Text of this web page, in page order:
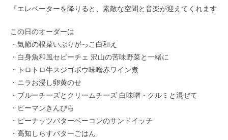
『エレベーターを降りると、素敵な空間と音楽が迎えてくれます
この日のオーダーは
・気節の根菜いぶりがっこ白和え
・白身魚和風セビーチェ 沢山の苦味野菜と一緒に
・トロトロ牛スジゴボウ味噌赤ワイン煮
・ニラお浸し卵黄のせ
・ブルーチーズとクリームチーズ 白味噌・クルミと混ぜて
・ピーマンきんぴら
・ピーナッツバターベーコンのサンドイッチ
・高知しらすバターごはん